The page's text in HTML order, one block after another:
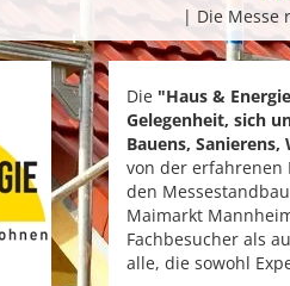
| Die Messe
Die "Haus &
Gelegenheit, sich
Bauens,
von der erfahrenen
den
Maimarkt
Fachbesucher als
alle, die sowohl